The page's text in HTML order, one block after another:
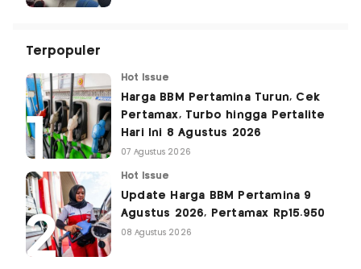
Terpopuler
Hot Issue
Harga BBM Pertamina Turun, Cek
Pertamax, Turbo hingga Pertalite
Hari Ini 8 Agustus 2026
07 Agustus 2026
Hot Issue
Update Harga BBM Pertamina 9
Agustus 2026, Pertamax Rp15.950
08 Agustus 2026